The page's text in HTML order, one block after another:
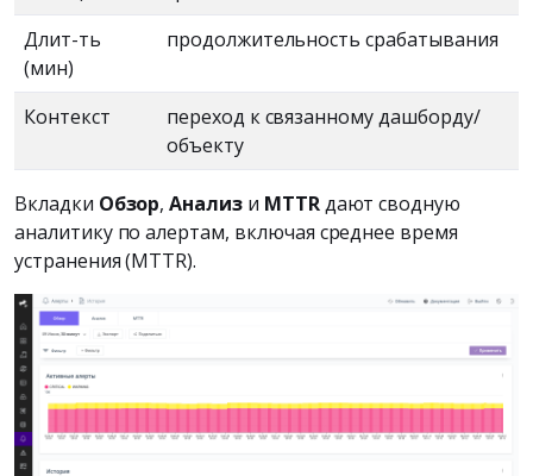
Длит-ть
(мин)
продолжительность срабатывания
Контекст
переход к связанному дашборду/
объекту
Вкладки Обзор,Анализ и MTTRдают сводную
аналитику по алертам, включая среднее время
устранения (MTTR).